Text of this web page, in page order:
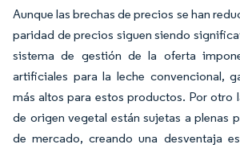
Aunque las brechas de precios se han
paridad de precios siguen siendo
sistema de gestión de la oferta
artificiales para la leche convencional,
más altos para estos productos. Por otro
de origen vegetal están sujetas a plenas
de mercado, creando una desventaja